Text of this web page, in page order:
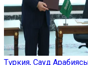
Түркия, Сауд